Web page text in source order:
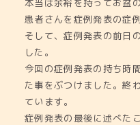
本当は余裕を持ってお盆
患者さんを症例発表の症
そして、症例発表の前日
した。
今回の症例発表の持ち時
た事をぶつけました。終
ています。
症例発表の最後に述べた